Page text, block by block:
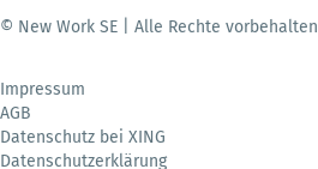
© New Work SE | Alle Rechte vorbehalten
Impressum
AGB
Datenschutz bei XING
Datenschutzerklärung